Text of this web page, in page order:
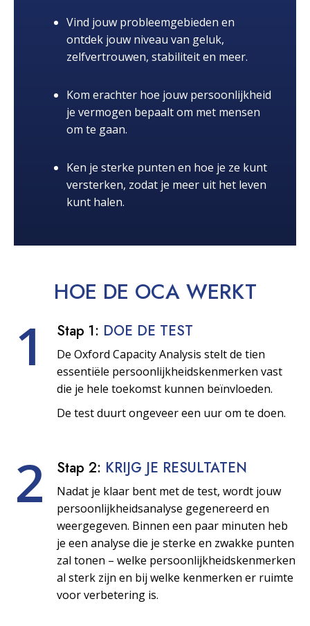
Vind jouw probleemgebieden en
ontdek jouw niveau van geluk,
zelfvertrouwen, stabiliteit en meer.
Kom erachter hoe jouw persoonlijkheid
je vermogen bepaalt om met mensen
om te gaan.
Ken je sterke punten en hoe je ze kunt
versterken, zodat je meer uit het leven
kunt halen.
HOE DE OCA WERKT
1 Stap 1: DOE DE TEST
De Oxford Capacity Analysis stelt de tien
essentiële persoonlijkheids­kenmerken vast
die je hele toekomst kunnen beïnvloeden.
De test duurt ongeveer een uur om te doen.
2 Stap 2: KRIJG JE RESULTATEN
Nadat je klaar bent met de test, wordt jouw
persoonlijkheids­analyse gegenereerd en
weergegeven. Binnen een paar minuten heb
je een analyse die je sterke en zwakke punten
zal tonen – welke persoonlijkheids­kenmerken
al sterk zijn en bij welke kenmerken er ruimte
voor verbetering is.